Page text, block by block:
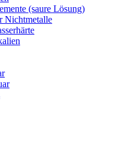
(saure Lösung)
Nichtmetalle